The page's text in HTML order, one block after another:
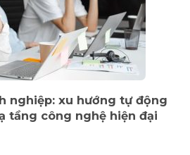
nghiệp: xu hướng tự động
tầng công nghệ hiện đại